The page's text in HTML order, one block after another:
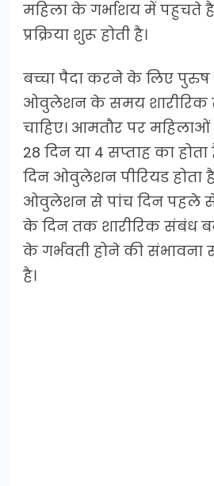
महिला के गर्भाशय में पहुचते
प्रक्रिया शुरू होती है।
बच्चा पैदा करने के लिए
ओवुलेशन के समय शारीरिक
चाहिए। आमतौर पर
28 दिन या 4 सप्ताह का
दिन ओवुलेशन पीरियड होता
ओवुलेशन से पांच दिन
के दिन तक शारीरिक संबंध
के गर्भवती होने की संभावना
है।